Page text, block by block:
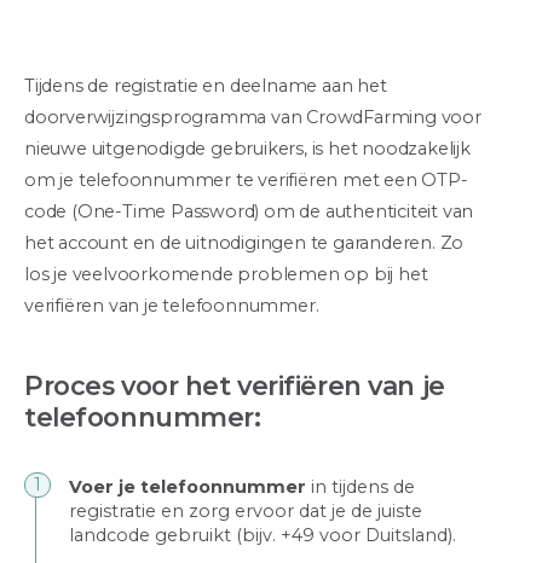
Tijdens de registratie en deelname aan het
doorverwijzingsprogramma van CrowdFarming voor
nieuwe uitgenodigde gebruikers, is het noodzakelijk
om je telefoonnummer te verifiëren met een OTP-
code (One-Time Password) om de authenticiteit van
het account en de uitnodigingen te garanderen. Zo
los je veelvoorkomende problemen op bij het
verifiëren van je telefoonnummer.
Proces voor het verifiëren van je
telefoonnummer:
Voer je telefoonnummer in tijdens de
registratie en zorg ervoor dat je de juiste
landcode gebruikt (bijv. +49 voor Duitsland).